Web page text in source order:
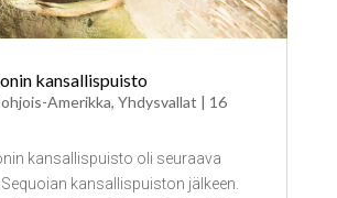
kansallispuisto
Amerikka, Yhdysvallat | 16
kansallispuisto oli seuraava
kansallispuiston jälkeen.